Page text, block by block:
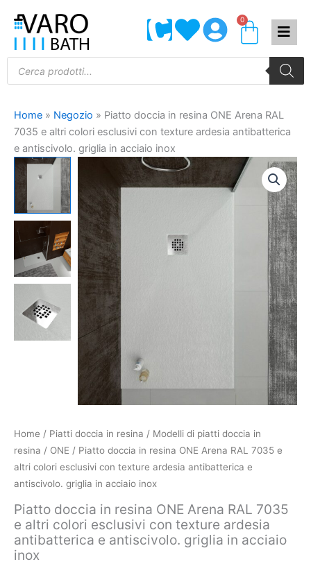
contenuto
0
Products
search
Home » Negozio » Piatto doccia in resina ONE Arena RAL
7035 e altri colori esclusivi con texture ardesia antibatterica
e antiscivolo. griglia in acciaio inox
Home / Piatti doccia in resina / Modelli di piatti doccia in
resina / ONE / Piatto doccia in resina ONE Arena RAL 7035 e
altri colori esclusivi con texture ardesia antibatterica e
antiscivolo. griglia in acciaio inox
Piatto doccia in resina ONE Arena RAL 7035
e altri colori esclusivi con texture ardesia
antibatterica e antiscivolo. griglia in acciaio
inox
Piatto
doccia
in
resina
Arena
RAL
7035